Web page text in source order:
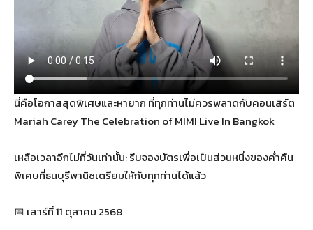
นี่คือโอกาสสุดพิเศษและหายาก ที่ทุกท่านไม่ควรพลาดกับคอนเสิร์ต
Mariah Carey The Celebration of MIMI Live In Bangkok
เหลือเวลาอีกไม่กี่วันเท่านั้น: รีบจองบัตรเพื่อเป็นส่วนหนึ่งของค่ำคืน
พิเศษที่ธนบุรีพานิชเตรียมให้กับทุกท่านได้แล้ว
📅 เสาร์ที่ 11 ตุลาคม 2568